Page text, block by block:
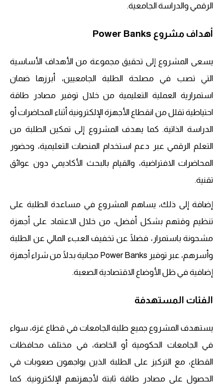
الرقمي والدراسة الجامعية.
أهداف مشروع Power Banks
يسعى المشروع إلى تحقيق مجموعة من الأهداف الأساسية
التي تصب في مصلحة الطلبة الجامعيين، أبرزها ضمان
استمرارية العملية التعليمية من خلال توفير مصادر طاقة
احتياطية تقلل من انقطاع الأجهزة الإلكترونية أثناء المحاضرات أو
الدراسة الذاتية. كما يهدف المشروع إلى تمكين الطلبة من
التعلم الرقمي عبر دعم استخدام المنصات التعليمية، وحضور
المحاضرات الافتراضية، والقيام بالبحث الأكاديمي دون عوائق
تقنية.
إضافة إلى ذلك، يساهم المشروع في مساعدة الطلبة على
تنظيم وقتهم بشكل أفضل، من خلال الاعتماد على أجهزة
مشحونة باستمرار، فضلًا عن تخفيف العبء المالي عن الطلبة
وأسرهم، عبر توفير Power Banks مجانية بدلًا من شراء أجهزة
إضافية في ظل الأوضاع الاقتصادية الصعبة.
الفئات المستهدفة
يستهدف المشروع جميع طلبة الجامعات في قطاع غزة، سواء
في الجامعات الحكومية أو الخاصة، في مختلف محافظات
القطاع، مع التركيز على الطلبة الذين يواجهون صعوبات في
الحصول على مصادر طاقة ثابتة لأجهزتهم الإلكترونية. كما